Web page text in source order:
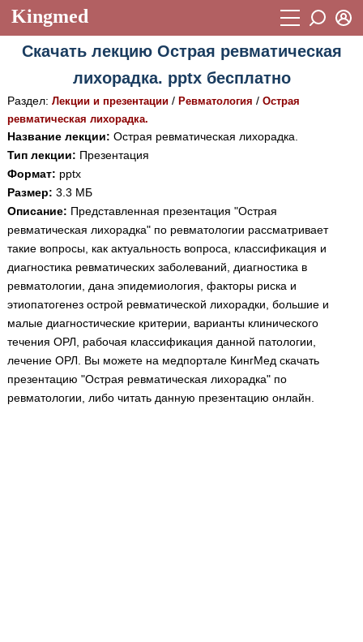
Kingmed
Учебный материал
Видеогалерея 899
Фотогалерея (1906)
Истории болезней 1268
Лекции и презентации
Аккредитационные тесты (6)
Методические рекомендации 1050
Научно-популярное
Статьи
Новости (244)
Медицинская стандартизация
Нормативы экстренной и неотложной помощи
Пароль
Восстановить пароль
Регистрация
Вход
Скачать лекцию Острая ревматическая
лихорадка. pptx бесплатно
Раздел: Лекции и презентации/ Ревматология / Острая
ревматическая лихорадка.
Название лекции: Острая ревматическая лихорадка.
Тип лекции: Презентация
Формат: pptx
Размер: 3.3 МБ
Описание: Представленная презентация "Острая
ревматическая лихорадка" по ревматологии рассматривает
такие вопросы, как актуальность вопроса, классификация и
диагностика ревматических заболеваний, диагностика в
ревматологии, дана эпидемиология, факторы риска и
этиопатогенез острой ревматической лихорадки, большие и
малые диагностические критерии, варианты клинического
течения ОРЛ, рабочая классификация данной патологии,
лечение ОРЛ. Вы можете на медпортале КингМед скачать
презентацию "Острая ревматическая лихорадка" по
ревматологии, либо читать данную презентацию онлайн.